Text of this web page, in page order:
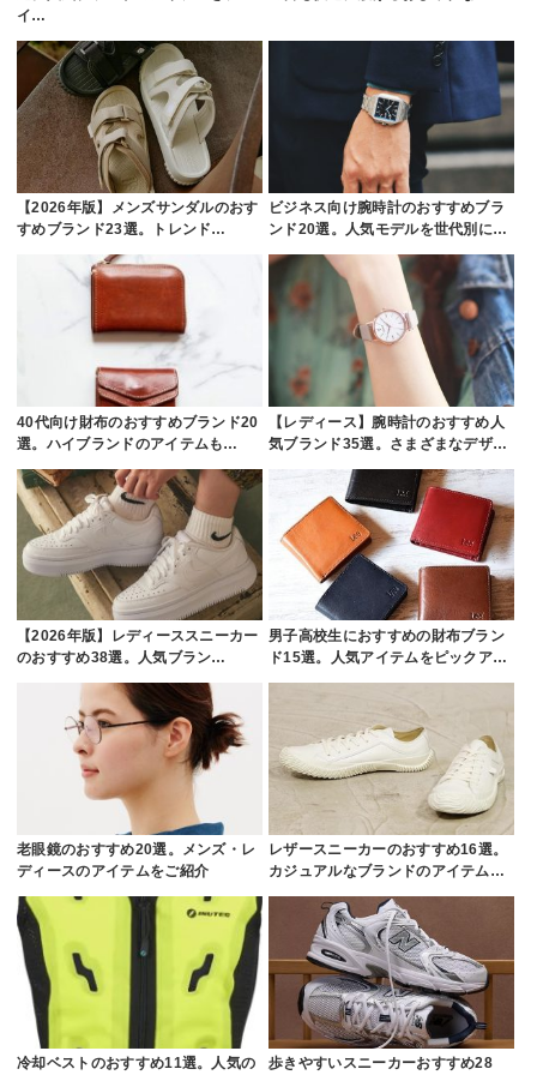
イ…
【2026年版】メンズサンダルのおす
すめブランド23選。トレンド…
ビジネス向け腕時計のおすすめブラ
ンド20選。人気モデルを世代別に…
40代向け財布のおすすめブランド20
選。ハイブランドのアイテムも…
【レディース】腕時計のおすすめ人
気ブランド35選。さまざまなデザ…
【2026年版】レディーススニーカー
のおすすめ38選。人気ブラン…
男子高校生におすすめの財布ブラン
ド15選。人気アイテムをピックア…
老眼鏡のおすすめ20選。メンズ・レ
ディースのアイテムをご紹介
レザースニーカーのおすすめ16選。
カジュアルなブランドのアイテム…
冷却ベストのおすすめ11選。人気の
歩きやすいスニーカーおすすめ28